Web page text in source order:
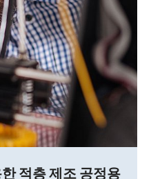
적층 제조 공정용